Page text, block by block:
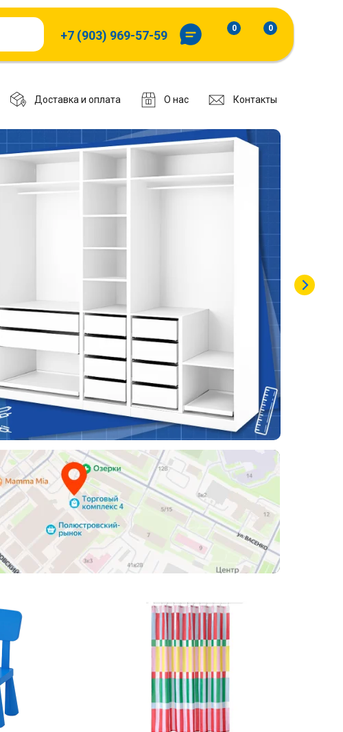
+7 (903) 969-57-59 0
0
Контакты
О нас
Доставка и оплата